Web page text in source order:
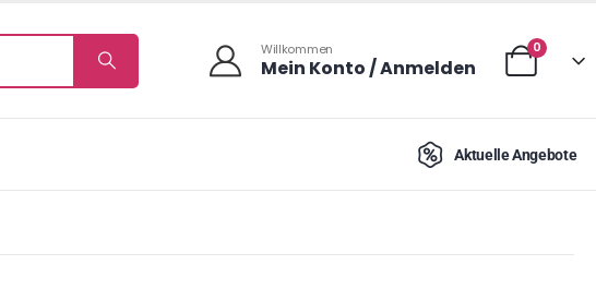
Willkommen
Mein Konto / Anmelden
0
Aktuelle Angebote